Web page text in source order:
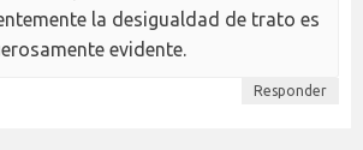
la desigualdad de trato es
evidente.
Responder